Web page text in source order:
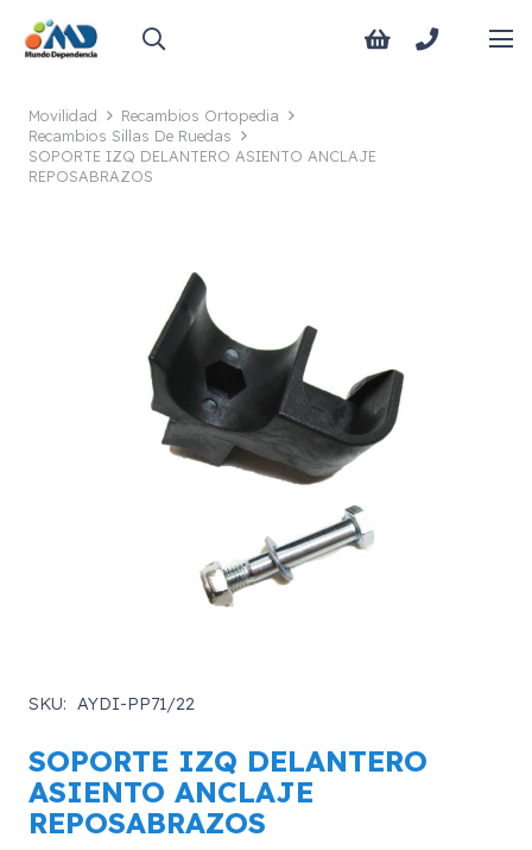
Movilidad
Recambios Ortopedia
Recambios Sillas De Ruedas
SOPORTE IZQ DELANTERO ASIENTO ANCLAJE
REPOSABRAZOS
SKU: AYDI-PP71/22
SOPORTE IZQ DELANTERO
ASIENTO ANCLAJE
REPOSABRAZOS